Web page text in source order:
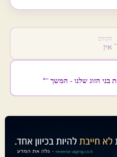
הקודם
אין
בני הזוג שלנו - המשך←